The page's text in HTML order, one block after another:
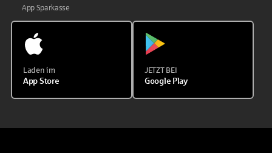
App Sparkasse
Laden im
App Store
JETZT BEI
Google Play